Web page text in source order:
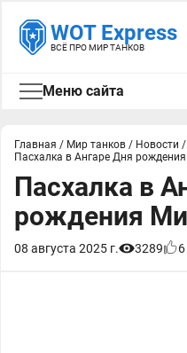
WOT Express
ВСЁ ПРО МИР ТАНКОВ
Меню сайта
Главная / Мир танков / Новости /
Пасхалка в Ангаре Дня
Пасхалка в
рождения
08 августа 2025 г. 3289 6